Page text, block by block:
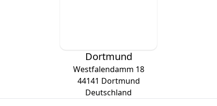
Dortmund
Westfalendamm 18
44141 Dortmund
Deutschland